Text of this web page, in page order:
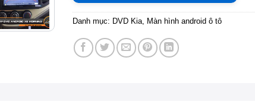
Danh mục: DVD Kia Màn hình android ô tô